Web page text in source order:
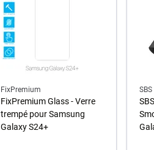
FixPremium
FixPremium Glass - Verre
trempé pour Samsung
Galaxy S24+
SBS